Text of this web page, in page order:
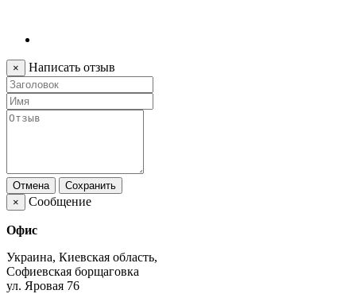
× Написать отзыв
Отмена
Сохранить
×
Сообщение
Офис
Украина, Киевская область,
Софиевская борщаговка
ул. Яровая 76